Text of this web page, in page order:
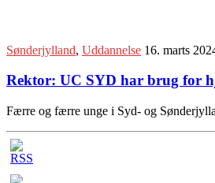
Sønderjylland, Uddannelse 16. marts
Rektor: UC SYD har brug for
Færre og færre unge i Syd- og